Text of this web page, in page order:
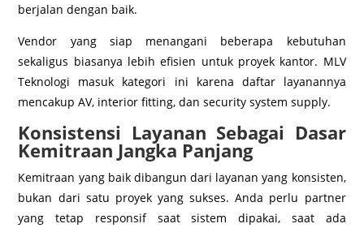
berjalan dengan baik.
Vendor yang siap menangani beberapa kebutuhan
sekaligus biasanya lebih efisien untuk proyek kantor. MLV
Teknologi masuk kategori ini karena daftar layanannya
mencakup AV, interior fitting, dan security system supply.
Konsistensi Layanan Sebagai Dasar
Kemitraan Jangka Panjang
Kemitraan yang baik dibangun dari layanan yang konsisten,
bukan dari satu proyek yang sukses. Anda perlu partner
yang tetap responsif saat sistem dipakai, saat ada